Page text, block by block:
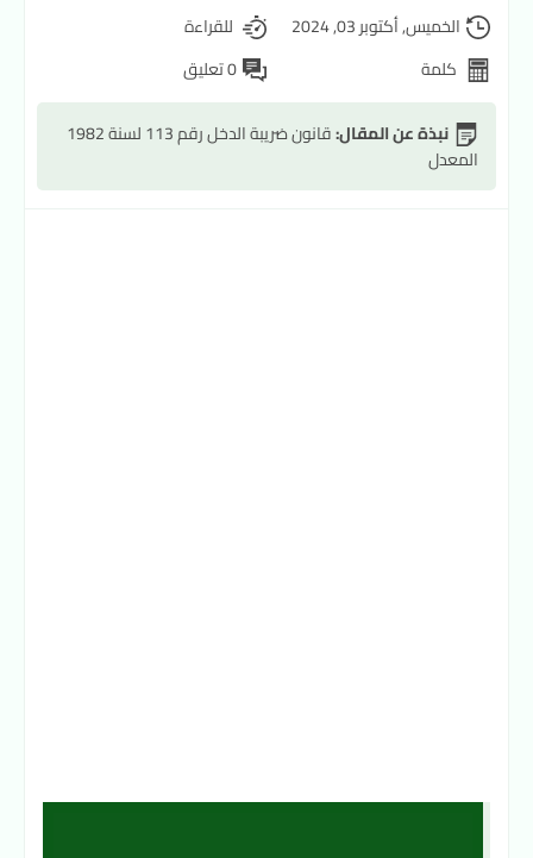
الخميس, أكتوبر 03, 2024
للقراءة
كلمة
0 تعليق
نبذة عن المقال:
قانون ضريبة الدخل رقم 113 لسنة 1982
المعدل